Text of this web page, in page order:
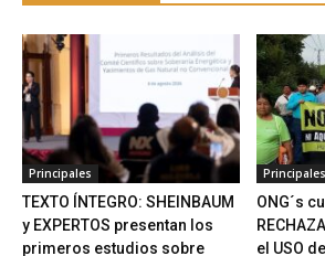
Principales
TEXTO ÍNTEGRO: SHEINBAUM
y EXPERTOS presentan los
primeros estudios sobre
Principales
ONG´s
el USO